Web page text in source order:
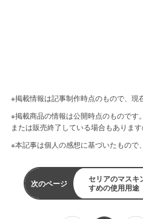
※掲載情報は記事制作時点のもので、現
※掲載商品の情報は公開時点のものです
または販売終了している場合もありま
※本記事は個人の感想に基づいたもので
次のページ
セリアのマスキ
すめの使用用途